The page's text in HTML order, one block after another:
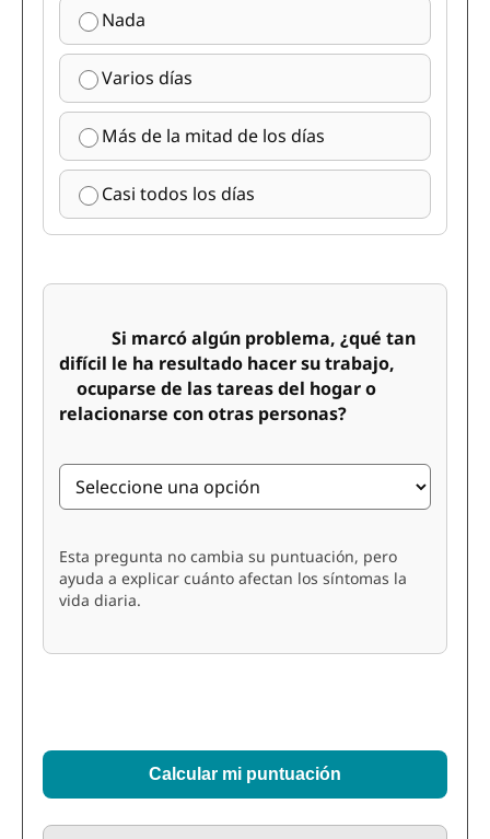
Nada
Varios días
Más de la mitad de los días
Casi todos los días
Si marcó algún problema, ¿qué tan
difícil le ha resultado hacer su trabajo,
ocuparse de las tareas del hogar o
relacionarse con otras personas?
Esta pregunta no cambia su puntuación, pero
ayuda a explicar cuánto afectan los síntomas la
vida diaria.
Calcular mi puntuación